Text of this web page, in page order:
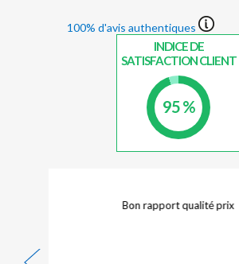
100% d'avis authentiques
INDICE DE
SATISFACTION CLIENT
95 %
Bonne